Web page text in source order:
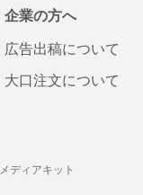
企業の方へ
広告出稿について
大口注文について
メディアキット